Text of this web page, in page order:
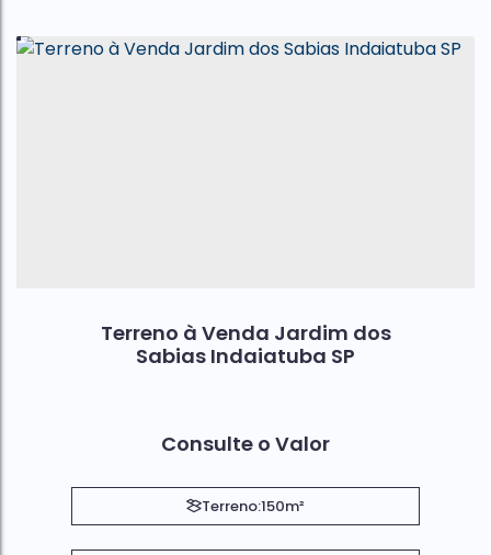
Terreno à Venda Jardim dos
Sabias Indaiatuba SP
Consulte o Valor
Terreno:150m²